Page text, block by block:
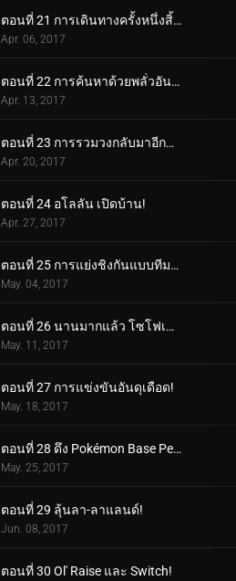
ตอนที่ 21 การเดินทางครั้งหนึ่งสิ้นสุดลง อีกการเดินทางหนึ่งเริ่มต้น...
Apr. 06, 2017
ตอนที่ 22 การค้นหาด้วยพลั่วอันสั่นเทา!
Apr. 13, 2017
ตอนที่ 23 การรวมวงกลับมาอีกครั้ง!
Apr. 20, 2017
ตอนที่ 24 อโลลัน เปิดบ้าน!
Apr. 27, 2017
ตอนที่ 25 การแย่งชิงกันแบบทีมต่อทีม!
May. 04, 2017
ตอนที่ 26 นานมากแล้ว โซโฟเคิลส์!
May. 11, 2017
ตอนที่ 27 การแข่งขันอันดุเดือด!
May. 18, 2017
ตอนที่ 28 ดึง Pokémon Base Pepper ออกมา!
May. 25, 2017
ตอนที่ 29 ลุ้นลา-ลาแลนด์!
Jun. 08, 2017
ตอนที่ 30 Ol' Raise และ Switch!